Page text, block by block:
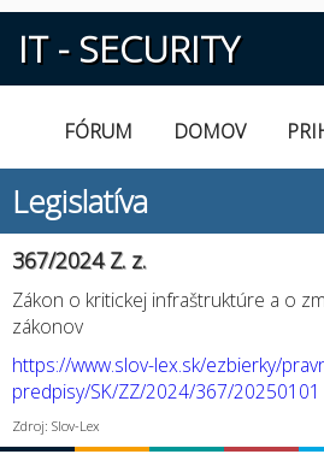
IT - SECURITY
FÓRUM DOMOV
Legislatíva
367/2024 Z. z.
Zákon o kritickej infraštruktúre a o
zákonov
https://www.slov-lex.sk/ezbierky/
predpisy/SK/ZZ/2024/367/20250101
Zdroj: Slov-Lex